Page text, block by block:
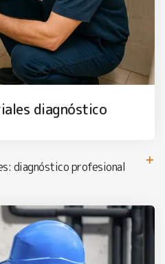
diagnóstico
diagnóstico profesional